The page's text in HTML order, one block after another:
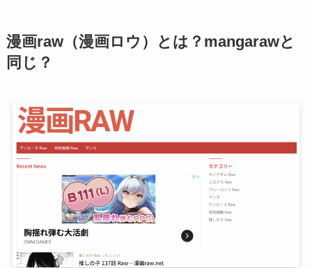
漫画raw（漫画ロウ）とは？mangarawと
同じ？